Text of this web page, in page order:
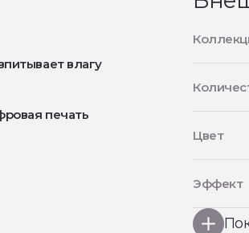
влагу
печать
Цвет
Эффект